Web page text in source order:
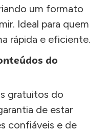
um formato
Ideal para quem
rápida e eficiente.
do
gratuitos do
de estar
confiáveis e de